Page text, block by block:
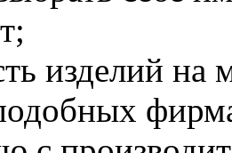
изделий на